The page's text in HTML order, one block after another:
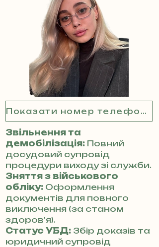
Показати номер телефону
Звільнення та
демобілізація: Повний
досудовий супровід
процедури виходу зі служби.
Зняття з військового
обліку: Оформлення
документів для повного
виключення (за станом
здоров'я).
Статус УБД: Збір доказів та
юридичний супровід